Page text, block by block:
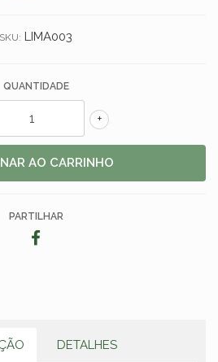
SKU: LIMA003
QUANTIDADE
+
PARTILHAR
DETALHES